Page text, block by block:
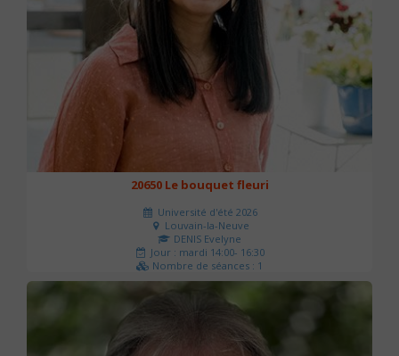
20650 Le bouquet fleuri
Université d'été 2026
Louvain-la-Neuve
DENIS Evelyne
Jour : mardi 14:00- 16:30
Nombre de séances : 1
60 €